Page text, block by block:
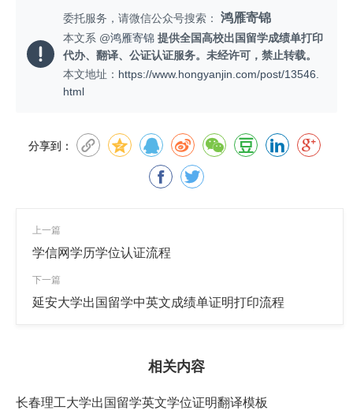
委托服务，请微信公众号搜索： 鸿雁寄锦
本文系 @鸿雁寄锦 提供全国高校出国留学成绩单打印
代办、翻译、公证认证服务。未经许可，禁止转载。
本文地址： https://www.hongyanjin.com/post/13546.
html
分享到：
上一篇
学信网学历学位认证流程
下一篇
延安大学出国留学中英文成绩单证明打印流程
相关内容
长春理工大学出国留学英文学位证明翻译模板